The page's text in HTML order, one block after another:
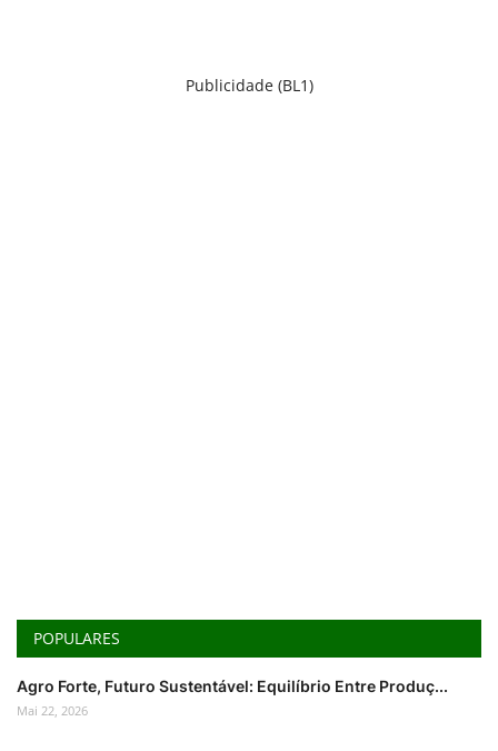
Publicidade (BL1)
POPULARES
Agro Forte, Futuro Sustentável: Equilíbrio Entre Produç...
Mai 22, 2026